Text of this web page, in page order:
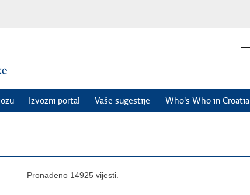
Izvozni portal Vaše sugestije Who's Who in Croatia
Pronađeno 14925 vijesti.